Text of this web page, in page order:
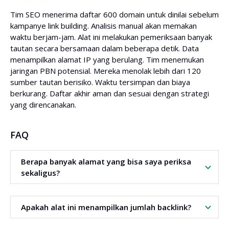
Tim SEO menerima daftar 600 domain untuk dinilai sebelum
kampanye link building. Analisis manual akan memakan
waktu berjam-jam. Alat ini melakukan pemeriksaan banyak
tautan secara bersamaan dalam beberapa detik. Data
menampilkan alamat IP yang berulang. Tim menemukan
jaringan PBN potensial. Mereka menolak lebih dari 120
sumber tautan berisiko. Waktu tersimpan dan biaya
berkurang. Daftar akhir aman dan sesuai dengan strategi
yang direncanakan.
FAQ
Berapa banyak alamat yang bisa saya periksa
sekaligus?
Anda dapat memeriksa hingga 1000 URL atau domain
dalam satu analisis.
Apakah alat ini menampilkan jumlah backlink?